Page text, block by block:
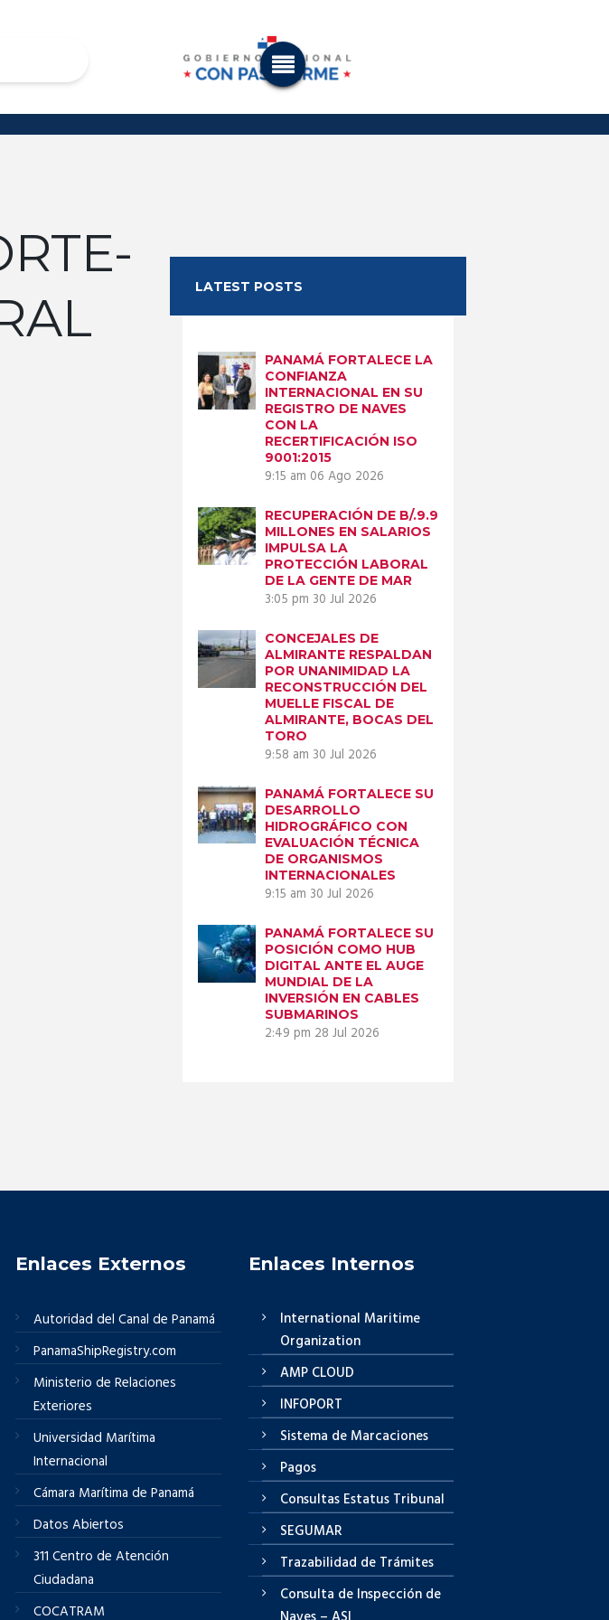
LATEST POSTS
PANAMÁ FORTALECE LA
CONFIANZA
INTERNACIONAL EN SU
REGISTRO DE NAVES
CON LA
RECERTIFICACIÓN ISO
9001:2015
9:15 am 06 Ago 2026
RECUPERACIÓN DE B/.9.9
MILLONES EN SALARIOS
IMPULSA LA
PROTECCIÓN LABORAL
DE LA GENTE DE MAR
3:05 pm 30 Jul 2026
CONCEJALES DE
ALMIRANTE RESPALDAN
POR UNANIMIDAD LA
RECONSTRUCCIÓN DEL
MUELLE FISCAL DE
ALMIRANTE, BOCAS DEL
TORO
9:58 am 30 Jul 2026
PANAMÁ FORTALECE SU
DESARROLLO
HIDROGRÁFICO CON
EVALUACIÓN TÉCNICA
DE ORGANISMOS
INTERNACIONALES
9:15 am 30 Jul 2026
PANAMÁ FORTALECE SU
POSICIÓN COMO HUB
DIGITAL ANTE EL AUGE
MUNDIAL DE LA
INVERSIÓN EN CABLES
SUBMARINOS
2:49 pm 28 Jul 2026
Enlaces Externos
Autoridad del Canal de Panamá
PanamaShipRegistry.com
Ministerio de Relaciones
Exteriores
Universidad Marítima
Internacional
Cámara Marítima de Panamá
Datos Abiertos
311 Centro de Atención
Ciudadana
COCATRAM
Enlaces Internos
International Maritime
Organization
AMP CLOUD
INFOPORT
Sistema de Marcaciones
Pagos
Consultas Estatus Tribunal
SEGUMAR
Trazabilidad de Trámites
Consulta de Inspección de